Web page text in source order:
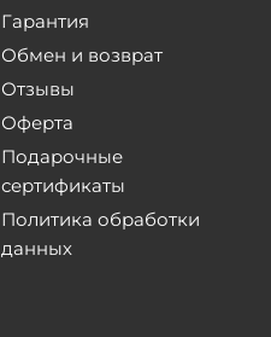
Гарантия
Обмен и возврат
Отзывы
Оферта
Подарочные
сертификаты
Политика обработки
данных